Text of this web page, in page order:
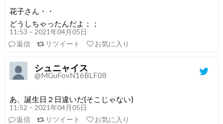
花子さん・・
どうしちゃったんだよ；；
11:53 – 2021年04月05日
返信
リツイート お気に入り
シュニャイス
@MGuFovN16BLF08
あ、誕生日２日違いだ(そこじゃない)
11:52 – 2021年04月05日
返信
リツイート お気に入り